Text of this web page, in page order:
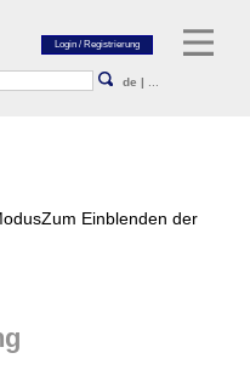
de |
Zum Einblenden der